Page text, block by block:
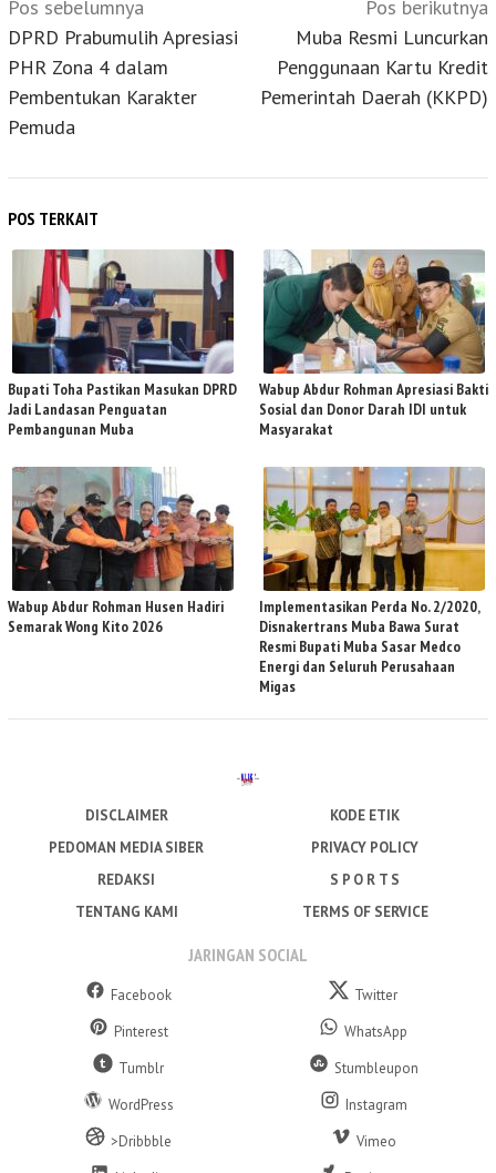
pos
Pos sebelumnya
DPRD Prabumulih Apresiasi
PHR Zona 4 dalam
Pembentukan Karakter
Pemuda
Pos berikutnya
Muba Resmi Luncurkan
Penggunaan Kartu Kredit
Pemerintah Daerah (KKPD)
POS TERKAIT
Bupati Toha Pastikan Masukan DPRD
Jadi Landasan Penguatan
Pembangunan Muba
Wabup Abdur Rohman Apresiasi Bakti
Sosial dan Donor Darah IDI untuk
Masyarakat
Wabup Abdur Rohman Husen Hadiri
Semarak Wong Kito 2026
Implementasikan Perda No. 2/2020,
Disnakertrans Muba Bawa Surat
Resmi Bupati Muba Sasar Medco
Energi dan Seluruh Perusahaan
Migas
DISCLAIMER
KODE ETIK
PEDOMAN MEDIA SIBER
PRIVACY POLICY
REDAKSI
S P O R T S
TENTANG KAMI
TERMS OF SERVICE
JARINGAN SOCIAL
Facebook
Twitter
Pinterest
WhatsApp
Tumblr
Stumbleupon
WordPress
Instagram
>Dribbble
Vimeo